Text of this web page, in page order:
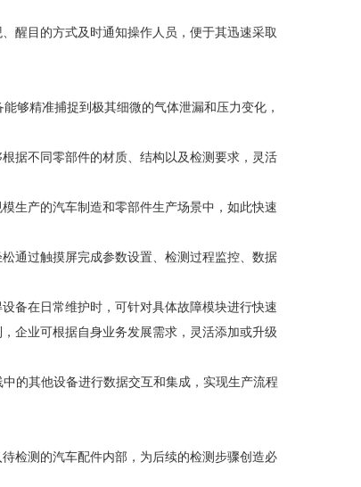
醒目的方式及时通知操作人员，便于其迅速采取
够精准捕捉到极其细微的气体泄漏和压力变化，
据不同零部件的材质、结构以及检测要求，灵活
生产的汽车制造和零部件生产场景中，如此快速
通过触摸屏完成参数设置、检测过程监控、数据
备在日常维护时，可针对具体故障模块进行快速
企业可根据自身业务发展需求，灵活添加或升级
的其他设备进行数据交互和集成，实现生产流程
检测的汽车配件内部，为后续的检测步骤创造必